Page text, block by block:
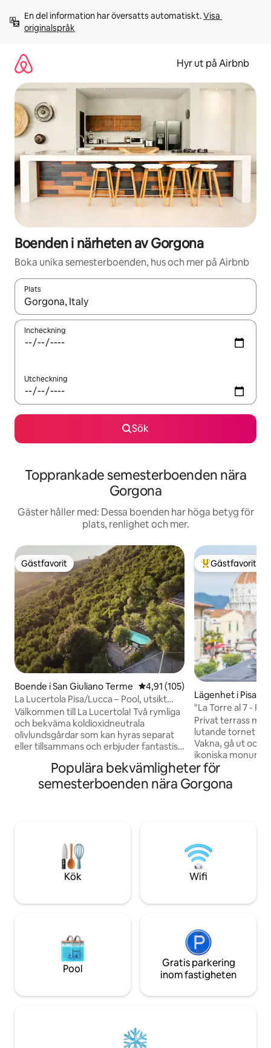
innehåll
En del information har översatts automatiskt. Visa
originalspråk
Hyr ut på Airbnb
Boenden i närheten av Gorgona
Boka unika semesterboenden, hus och mer på Airbnb
Plats
När resultaten är tillgängliga kan du navigera med upp- och
Incheckning
Utcheckning
Sök
Topprankade semesterboenden nära
Gorgona
Gäster håller med: Dessa boenden har höga betyg för
plats, renlighet och mer.
Gästfavorit
Gästfavorit
Boende i San Giuliano Terme 4,91 av 5 i genomsnittligt
4,91 (105)
La Lucertola Pisa/Lucca – Pool, utsikt
över lutande tornet
Välkommen till La Lucertola! Två rymliga
och bekväma koldioxidneutrala
olivlundsgårdar som kan hyras separat
eller tillsammans och erbjuder fantastisk
staden Pisa, bara 7 kilometer bort. Var
och en har stora rum, coola möbler,
verandor, solterrass och bra inredning.
historiska städerna Pisa, Lucca och
Populär
Gästfavorit
Lägenhet i Pisa
"La Torre al 7 -
tornet"
Privat terrass
lutande tornet –
Vakna, gå ut och
ikoniska
Medan andra
underifrån, kan
ovanifrån med
en upplevelse du
inte bara ett
hem.
Populära bekvämligheter för
semesterboenden nära Gorgona
Kök Wifi
Pool
Gratis parkering
inom fastigheten